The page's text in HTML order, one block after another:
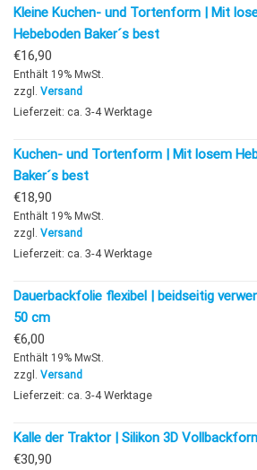
Kleine Kuchen- und Tortenform | Mit
Hebeboden Baker´s best
€16,90
Enthält 19% MwSt.
zzgl. Versand
Lieferzeit: ca. 3-4 Werktage
Kuchen- und Tortenform | Mit losem
Baker´s best
€18,90
Enthält 19% MwSt.
zzgl. Versand
Lieferzeit: ca. 3-4 Werktage
Dauerbackfolie flexibel | beidseitig
50 cm
€6,00
Enthält 19% MwSt.
zzgl. Versand
Lieferzeit: ca. 3-4 Werktage
Kalle der Traktor | Silikon 3D
€30,90